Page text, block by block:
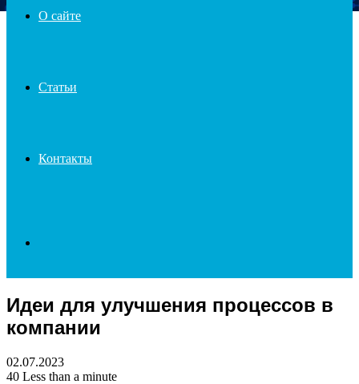
О сайте
Статьи
Контакты
for
Идеи для улучшения процессов в
компании
02.07.2023
40 Less than a minute